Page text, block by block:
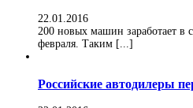
22.01.2016
200 новых машин заработает в
февраля. Таким [...]
Российские автодилеры